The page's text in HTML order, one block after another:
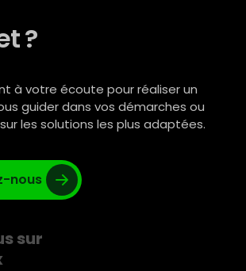
?
à votre écoute pour réaliser un
guider dans vos démarches ou
les solutions les plus adaptées.
nous
sur